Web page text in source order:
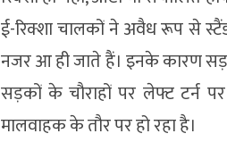
ई-रिक्शा चालकों ने अवैध रूप से
नजर आ ही जाते हैं। इनके कारण
सड़कों के चौराहों पर लेफ्ट टर्न
मालवाहक के तौर पर हो रहा है।